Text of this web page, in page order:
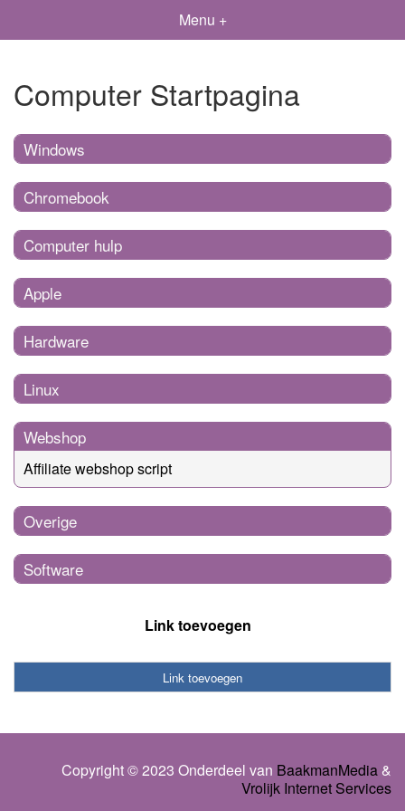
Menu +
Computer Startpagina
Windows
Chromebook
Computer hulp
Apple
Hardware
Linux
Webshop
Affiliate webshop script
Overige
Software
Link toevoegen
Link toevoegen
Copyright © 2023 Onderdeel van BaakmanMedia &
Vrolijk Internet Services